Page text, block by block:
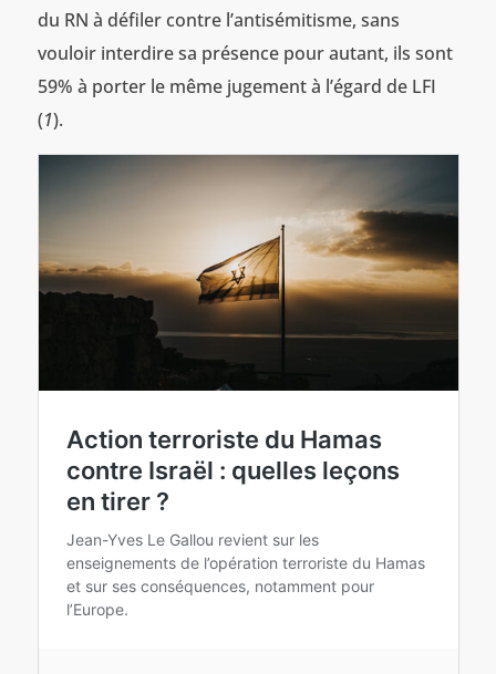
du RN à défiler contre l’antisémitisme, sans
vouloir interdire sa présence pour autant, ils sont
59% à porter le même jugement à l’égard de LFI
(1).